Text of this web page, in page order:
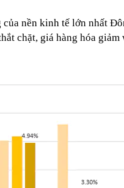
nền kinh tế lớn nhất
chặt, giá hàng hóa giảm